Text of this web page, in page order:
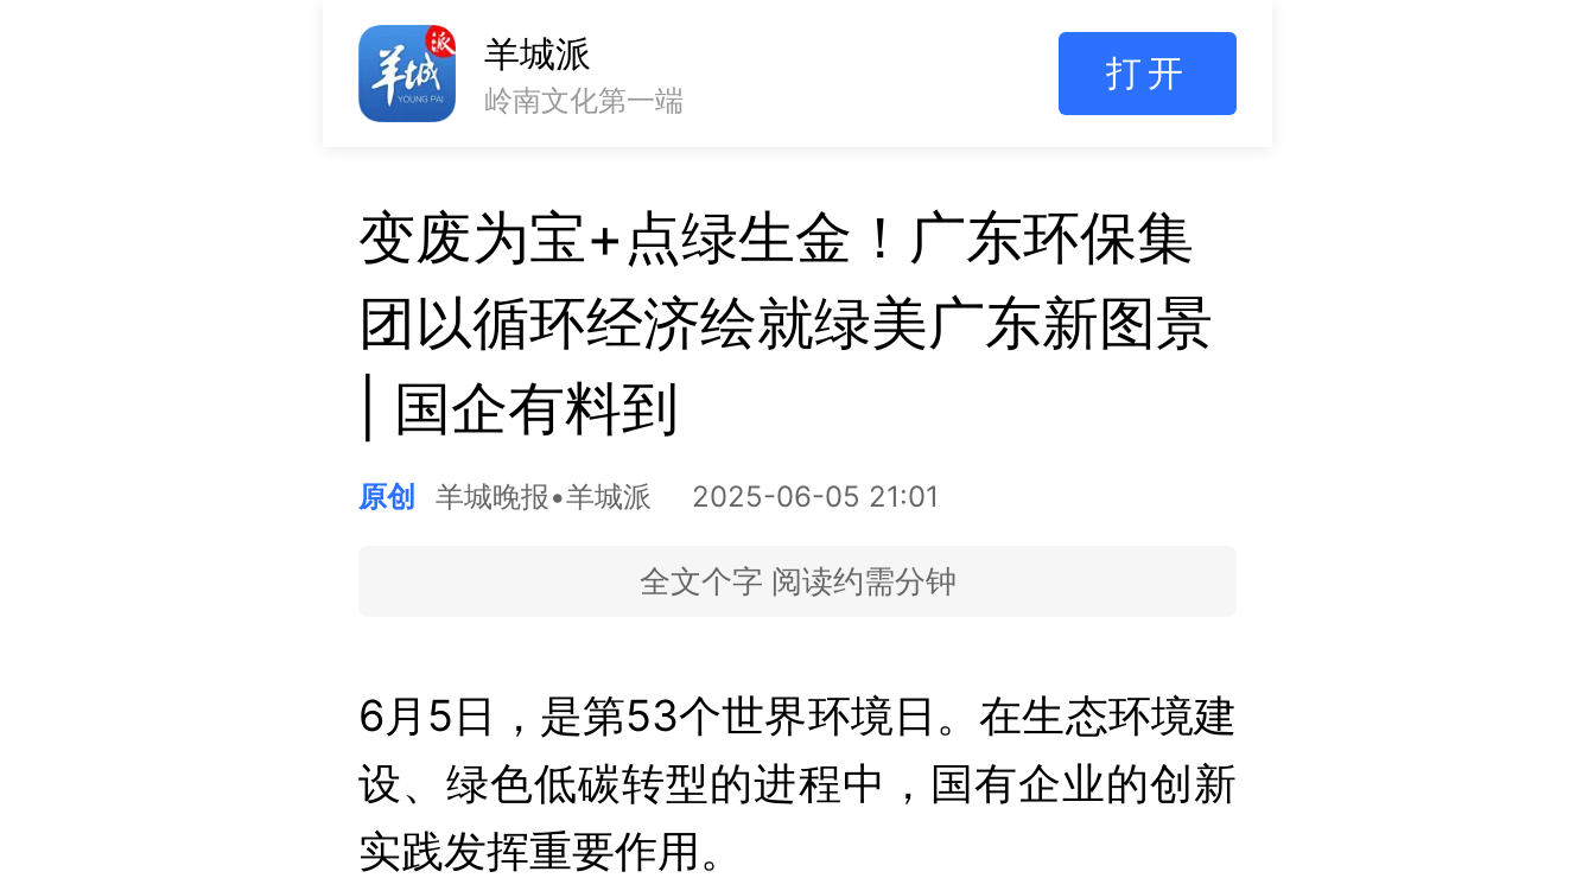
变废为宝+点绿生金！广东环保集
团以循环经济绘就绿美广东新图景
| 国企有料到
原创 羊城晚报•羊城派 2025-06-05 21:01
全文个字 阅读约需分钟
6月5日，是第53个世界环境日。在生态环境建
设、绿色低碳转型的进程中，国有企业的创新
实践发挥重要作用。
羊城派
岭南文化第一端
打开